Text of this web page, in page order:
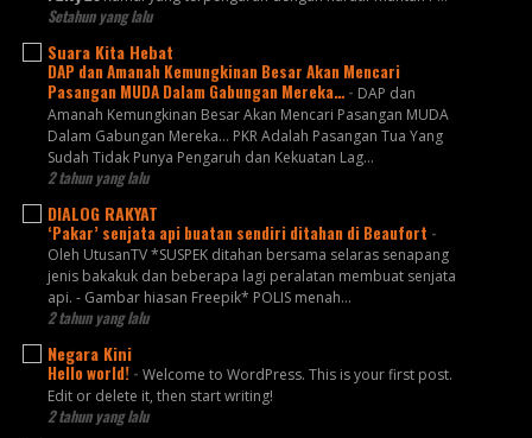
Setahun yang lalu
Suara Kita Hebat
DAP dan Amanah Kemungkinan Besar Akan Mencari
Pasangan MUDA Dalam Gabungan Mereka… - DAP dan
Amanah Kemungkinan Besar Akan Mencari Pasangan MUDA
Dalam Gabungan Mereka… PKR Adalah Pasangan Tua Yang
Sudah Tidak Punya Pengaruh dan Kekuatan Lag...
2 tahun yang lalu
DIALOG RAKYAT
‘Pakar’ senjata api buatan sendiri ditahan di Beaufort -
Oleh UtusanTV *SUSPEK ditahan bersama selaras senapang
jenis bakakuk dan beberapa lagi peralatan membuat senjata
api. - Gambar hiasan Freepik* POLIS menah...
2 tahun yang lalu
Negara Kini
Hello world! - Welcome to WordPress. This is your first post.
Edit or delete it, then start writing!
2 tahun yang lalu